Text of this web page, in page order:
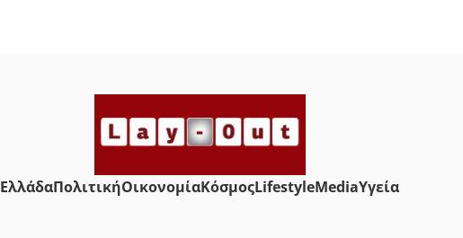
ΕλλάδαΠολιτικήΟικονομίαΚόσμοςLifestyleMediaYγεία